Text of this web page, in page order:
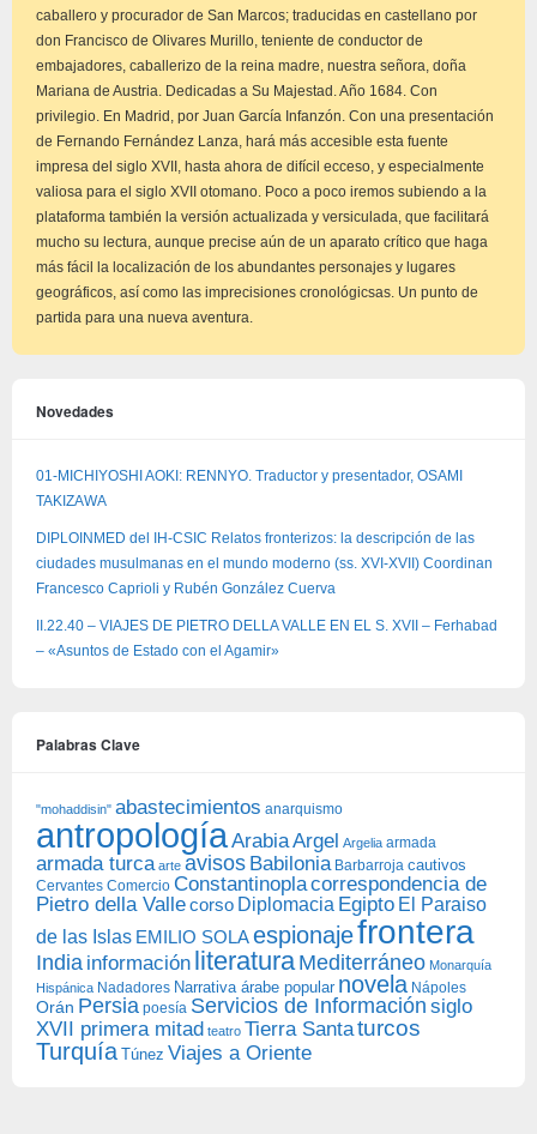
caballero y procurador de San Marcos; traducidas en castellano por
don Francisco de Olivares Murillo, teniente de conductor de
embajadores, caballerizo de la reina madre, nuestra señora, doña
Mariana de Austria. Dedicadas a Su Majestad. Año 1684. Con
privilegio. En Madrid, por Juan García Infanzón. Con una presentación
de Fernando Fernández Lanza, hará más accesible esta fuente
impresa del siglo XVII, hasta ahora de difícil ecceso, y especialmente
valiosa para el siglo XVII otomano. Poco a poco iremos subiendo a la
plataforma también la versión actualizada y versiculada, que facilitará
mucho su lectura, aunque precise aún de un aparato crítico que haga
más fácil la localización de los abundantes personajes y lugares
geográficos, así como las imprecisiones cronológicsas. Un punto de
partida para una nueva aventura.
Novedades
01-MICHIYOSHI AOKI: RENNYO. Traductor y presentador, OSAMI
TAKIZAWA
DIPLOINMED del IH-CSIC Relatos fronterizos: la descripción de las
ciudades musulmanas en el mundo moderno (ss. XVI-XVII) Coordinan
Francesco Caprioli y Rubén González Cuerva
II.22.40 – VIAJES DE PIETRO DELLA VALLE EN EL S. XVII – Ferhabad
– «Asuntos de Estado con el Agamir»
Palabras Clave
"mohaddisin" abastecimientos anarquismo
antropología ArabiaArgel Argelia armada
armada turca arte avisos Babilonia Barbarroja cautivos
Cervantes Comercio Constantinoplacorrespondencia de
Pietro della Vallecorso Diplomacia Egipto El Paraiso
de las Islas EMILIO SOLAespionajefrontera
India información literatura Mediterráneo Monarquía
Hispánica Nadadores Narrativa árabe popular novela Nápoles
Orán Persia poesía Servicios de Información siglo
XVII primera mitad teatro Tierra Santaturcos
Turquía Túnez Viajes a Oriente